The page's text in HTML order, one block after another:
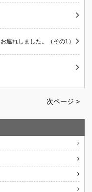
連れしました。（その1）
次ページ >